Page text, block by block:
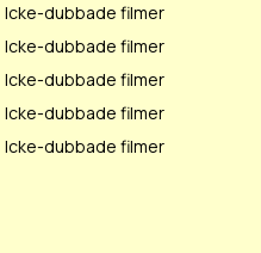
Icke-dubbade filmer
Icke-dubbade filmer
Icke-dubbade filmer
Icke-dubbade filmer
Icke-dubbade filmer